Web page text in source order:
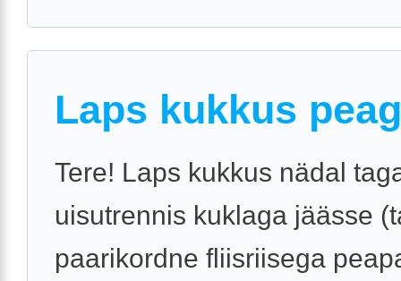
Laps kukkus
Tere! Laps kukkus nädal
uisutrennis kuklaga jäässe
paarikordne fliisriisega